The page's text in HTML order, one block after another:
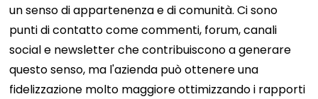
un senso di appartenenza e di comunità. Ci sono
punti di contatto come commenti, forum, canali
social e newsletter che contribuiscono a generare
questo senso, ma l'azienda può ottenere una
fidelizzazione molto maggiore ottimizzando i rapporti